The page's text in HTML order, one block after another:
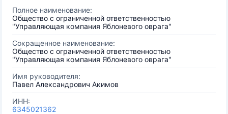
Полное наименование:
Общество с ограниченной ответственностью
"Управляющая компания Яблоневого оврага"
Сокращенное наименование:
Общество с ограниченной ответственностью
"Управляющая компания Яблоневого оврага"
Имя руководителя:
Павел Александрович Акимов
ИНН:
6345021362